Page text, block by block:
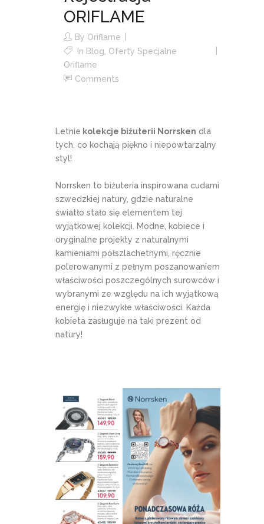
ORIFLAME
By Oriflame
In Blog Oferty Specjalne
Oriflame
Comments
Letnie kolekcje biżuterii Norrsken dla
tych, co kochają piękno i niepowtarzalny
styl!
Norrsken to biżuteria inspirowana cudami
szwedzkiej natury, gdzie naturalne
światło stało się elementem tej
wyjątkowej kolekcji. Modne, kobiece i
oryginalne projekty z naturalnymi
kamieniami półszlachetnymi, ręcznie
polerowanymi z pełnym poszanowaniem
właściwości poszczególnych surowców i
wybranymi ze względu na ich wyjątkową
energię i niezwykłe właściwości. Każda
kobieta zasługuje na taki prezent od
natury!